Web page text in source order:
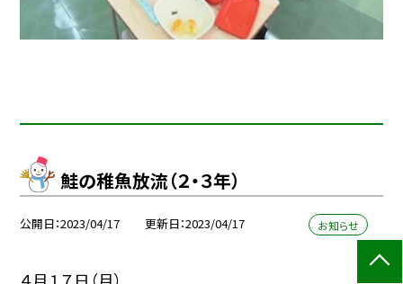
鮭の稚魚放流（２・３年）
公開日 2023/04/17 更新日 2023/04/17 お知らせ